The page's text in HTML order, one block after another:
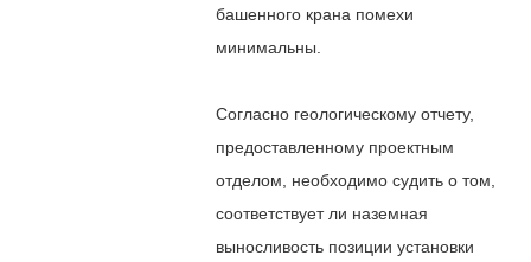
башенного крана помехи
минимальны.
Согласно геологическому отчету,
предоставленному проектным
отделом, необходимо судить о том,
соответствует ли наземная
выносливость позиции установки